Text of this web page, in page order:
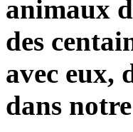
animaux
des
avec eux,
dans